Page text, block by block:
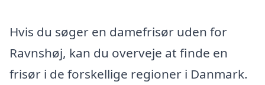
Hvis du søger en damefrisør uden for
Ravnshøj, kan du overveje at finde en
frisør i de forskellige regioner i Danmark.